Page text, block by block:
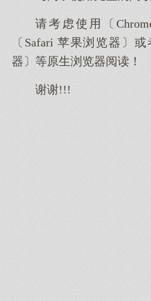
请考虑使用〔
〔Safari 苹果浏览器〕
器〕等原生浏览器阅读！
谢谢!!!